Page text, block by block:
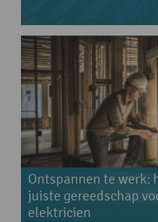
Ontspannen te werk:
juiste gereedschap
elektricien